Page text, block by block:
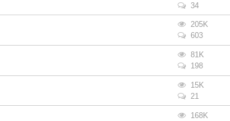
34
205K
603
81K
198
15K
21
168K